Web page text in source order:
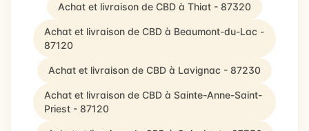
Achat et livraison de CBD à Thiat - 87320
Achat et livraison de CBD à Beaumont-du-Lac -
87120
Achat et livraison de CBD à Lavignac - 87230
Achat et livraison de CBD à Sainte-Anne-Saint-
Priest - 87120